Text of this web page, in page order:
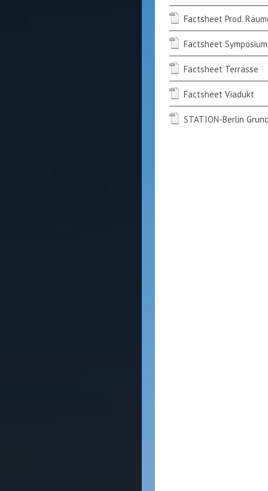
Factsheet Prod.
Factsheet Symposium
Factsheet Terrasse
Factsheet Viadukt
STATION-Berlin